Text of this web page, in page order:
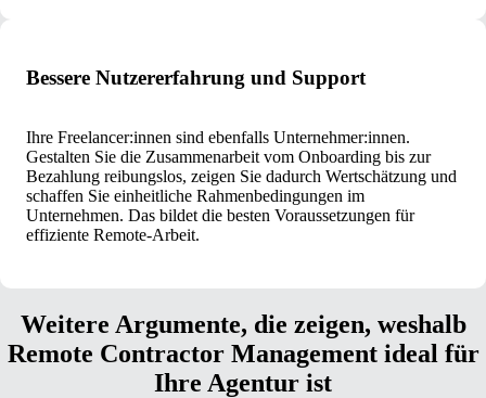
Bessere Nutzererfahrung und Support
Ihre Freelancer:innen sind ebenfalls Unternehmer:innen.
Gestalten Sie die Zusammenarbeit vom Onboarding bis zur
Bezahlung reibungslos, zeigen Sie dadurch Wertschätzung und
schaffen Sie einheitliche Rahmenbedingungen im
Unternehmen. Das bildet die besten Voraussetzungen für
effiziente Remote‑Arbeit.
Weitere Argumente, die zeigen, weshalb
Remote Contractor Management ideal für
Ihre Agentur ist